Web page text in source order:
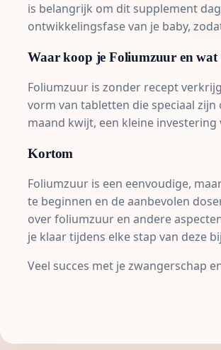
is belangrijk om dit supplement
ontwikkelingsfase van je baby,
Waar koop je Foliumzuur en wat
Foliumzuur is zonder recept
vorm van tabletten die speciaal
maand kwijt, een kleine
Kortom
Foliumzuur is een eenvoudige,
te beginnen en de aanbevolen
over foliumzuur en andere
je klaar tijdens elke stap van deze
Veel succes met je zwangerschap